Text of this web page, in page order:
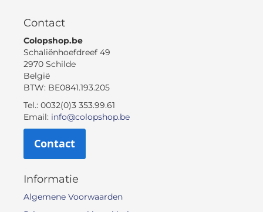
Contact
Colopshop.be
Schaliënhoefdreef 49
2970 Schilde
België
BTW: BE0841.193.205
Tel.: 0032(0)3 353.99.61
Email: info@colopshop.be
Contact
Informatie
Algemene Voorwaarden